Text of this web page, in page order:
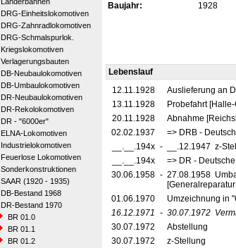
DRG-Einheitslokomotiven
DRG-Zahnradlokomotiven
DRG-Schmalspurlok.
Kriegslokomotiven
Verlagerungsbauten
DB-Neubaulokomotiven
DB-Umbaulokomotiven
DR-Neubaulokomotiven
DR-Rekolokomotiven
DR - "6000er"
ELNA-Lokomotiven
Industrielokomotiven
Feuerlose Lokomotiven
Sonderkonstruktionen
SAAR (1920 - 1935)
DB-Bestand 1968
DR-Bestand 1970
BR 01.0
BR 01.1
BR 01.2
Baujahr:
1928
Lebenslauf
12.11.1928
Auslieferung an
13.11.1928
Probefahrt
20.11.1928
Abnahme
02.02.1937
=> DRB -
__.__.194x -
__.12.1947 z-
__.__.194x
=> DR -
30.06.1958 - 27.08.1958
01.06.1970
Umzeichnung in
16.12.1971 - 30.07.1972
30.07.1972
Abstellung
30.07.1972
z-Stellung